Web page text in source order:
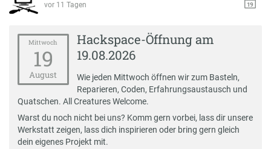
vor 11 Tagen
Mittwoch
19
August
Hackspace-Öffnung am
19.08.2026
Wie jeden Mittwoch öffnen wir zum Basteln,
Reparieren, Coden, Erfahrungsaustausch und
Quatschen. All Creatures Welcome.
Warst du noch nicht bei uns? Komm gern vorbei, lass dir unsere
Werkstatt zeigen, lass dich inspirieren oder bring gern gleich
dein eigenes Projekt mit.